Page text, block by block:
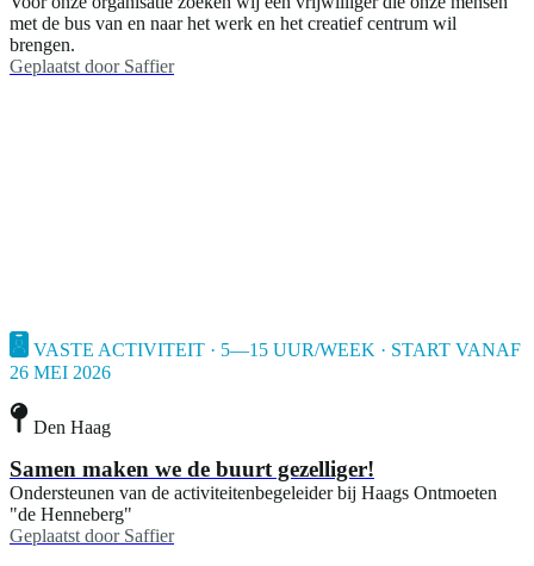
met de bus van en naar het werk en het creatief centrum wil
brengen.
Geplaatst door Saffier
VASTE ACTIVITEIT · 5—15 UUR/WEEK · START VANAF
26 MEI 2026
Den Haag
Samen maken we de buurt gezelliger!
Ondersteunen van de activiteitenbegeleider bij Haags Ontmoeten
"de Henneberg"
Geplaatst door Saffier